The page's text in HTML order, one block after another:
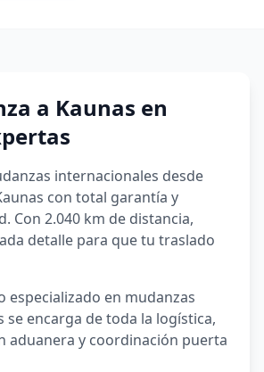
a Kaunas en
internacionales desde
con total garantía y
Con 2.040 km de distancia,
detalle para que tu traslado
especializado en mudanzas
se encarga de toda la logística,
aduanera y coordinación puerta